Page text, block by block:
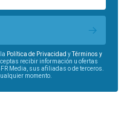
Política de Privacidad yTérminos y
recibir información u ofertas
Media, sus afiliadas o de terceros.
momento.